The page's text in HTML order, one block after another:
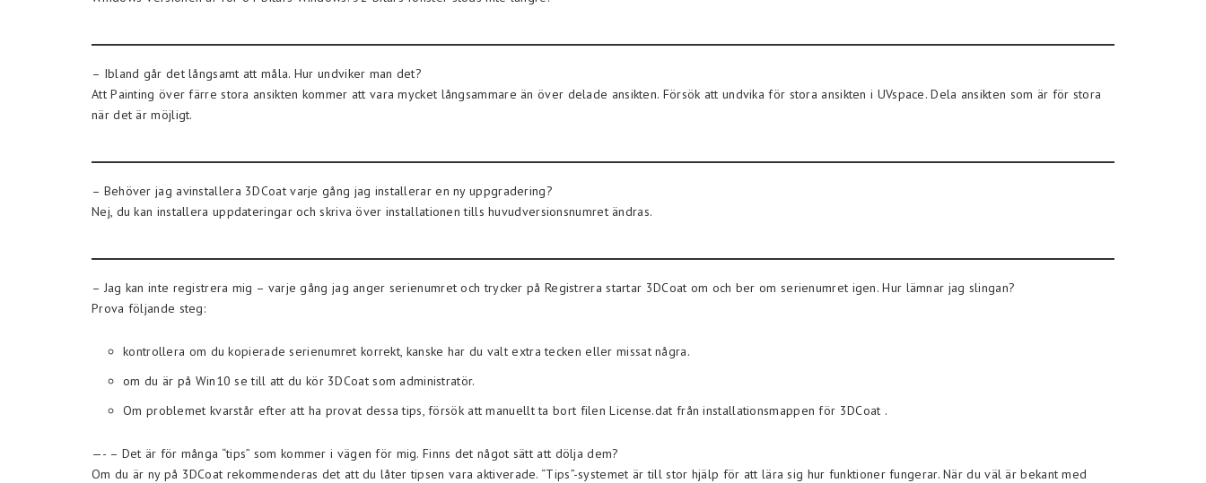
– Ibland går det långsamt att måla. Hur undviker man det?
Att Painting över färre stora ansikten kommer att vara mycket långsammare än över delade ansikten. Försök att undvika för stora ansikten i UVspace. Dela ansikten som är för stora
när det är möjligt.
– Behöver jag avinstallera 3DCoat varje gång jag installerar en ny uppgradering?
Nej, du kan installera uppdateringar och skriva över installationen tills huvudversionsnumret ändras.
– Jag kan inte registrera mig – varje gång jag anger serienumret och trycker på Registrera startar 3DCoat om och ber om serienumret igen. Hur lämnar jag slingan?
Prova följande steg:
kontrollera om du kopierade serienumret korrekt, kanske har du valt extra tecken eller missat några.
om du är på Win10 se till att du kör 3DCoat som administratör.
Om problemet kvarstår efter att ha provat dessa tips, försök att manuellt ta bort filen License.dat från installationsmappen för 3DCoat .
—- – Det är för många “tips” som kommer i vägen för mig. Finns det något sätt att dölja dem?
Om du är ny på 3DCoat rekommenderas det att du låter tipsen vara aktiverade. “Tips”-systemet är till stor hjälp för att lära sig hur funktioner fungerar. När du väl är bekant med